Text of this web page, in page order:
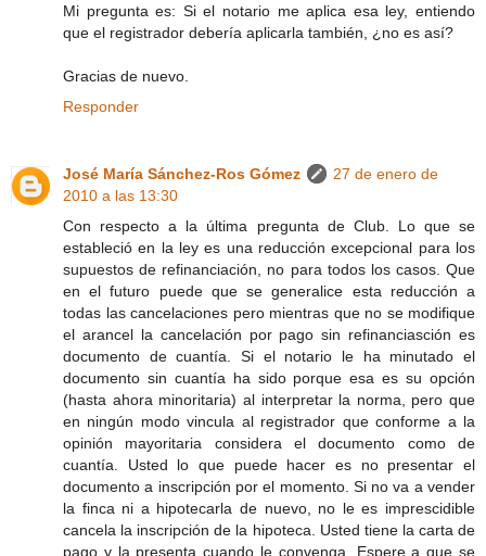
Mi pregunta es: Si el notario me aplica esa ley, entiendo
que el registrador debería aplicarla también, ¿no es así?
Gracias de nuevo.
Responder
José María Sánchez-Ros Gómez
27 de enero de
2010 a las 13:30
Con respecto a la última pregunta de Club. Lo que se
estableció en la ley es una reducción excepcional para los
supuestos de refinanciación, no para todos los casos. Que
en el futuro puede que se generalice esta reducción a
todas las cancelaciones pero mientras que no se modifique
el arancel la cancelación por pago sin refinanciasción es
documento de cuantía. Si el notario le ha minutado el
documento sin cuantía ha sido porque esa es su opción
(hasta ahora minoritaria) al interpretar la norma, pero que
en ningún modo vincula al registrador que conforme a la
opinión mayoritaria considera el documento como de
cuantía. Usted lo que puede hacer es no presentar el
documento a inscripción por el momento. Si no va a vender
la finca ni a hipotecarla de nuevo, no le es imprescidible
cancela la inscripción de la hipoteca. Usted tiene la carta de
pago y la presenta cuando le convenga. Espere a que se